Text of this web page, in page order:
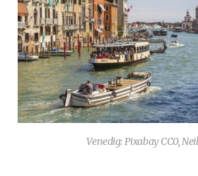
Venedig: Pixabay CC0,